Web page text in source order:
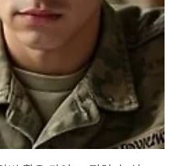
으로는 수강료, 시험 응시료, 도서 구